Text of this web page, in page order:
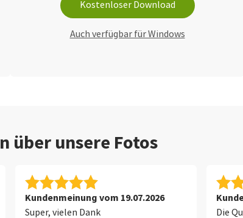
Kostenloser Download
Auch verfügbar für Windows
über unsere Fotos
Kundenmeinung vom 19.07.2026
Super, vielen Dank Die